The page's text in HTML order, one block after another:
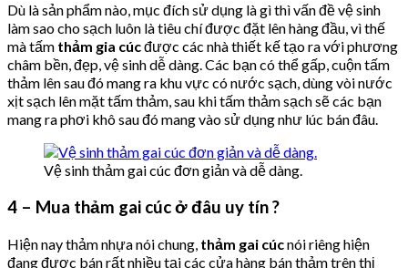
Dù là sản phẩm nào, mục đích sử dụng là gì thì vấn đề vệ sinh
làm sao cho sạch luôn là tiêu chí được đặt lên hàng đầu, vì thế
mà tấm thảm gia cúcđược các nhà thiết kế tạo ra với phương
châm bền, đẹp, vệ sinh dễ dàng. Các bạn có thể gấp, cuộn tấm
thảm lên sau đó mang ra khu vực có nước sạch, dùng vòi nước
xịt sạch lên mặt tấm thảm, sau khi tấm thảm sạch sẽ các bạn
mang ra phơi khô sau đó mang vào sử dụng như lúc bán đâu.
Vệ sinh thảm gai cúc đơn giản và dễ dàng.
4 – Mua thảm gai cúc ở đâu uy tín ?
Hiện nay thảm nhựa nói chung, thảm gai cúcnói riêng hiện
đang được bán rất nhiều tại các cửa hàng bán thảm trên thị